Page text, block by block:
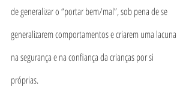
de generalizar o “portar bem/mal”, sob pena de se
generalizarem comportamentos e criarem uma lacuna
na segurança e na confiança da crianças por si
próprias.